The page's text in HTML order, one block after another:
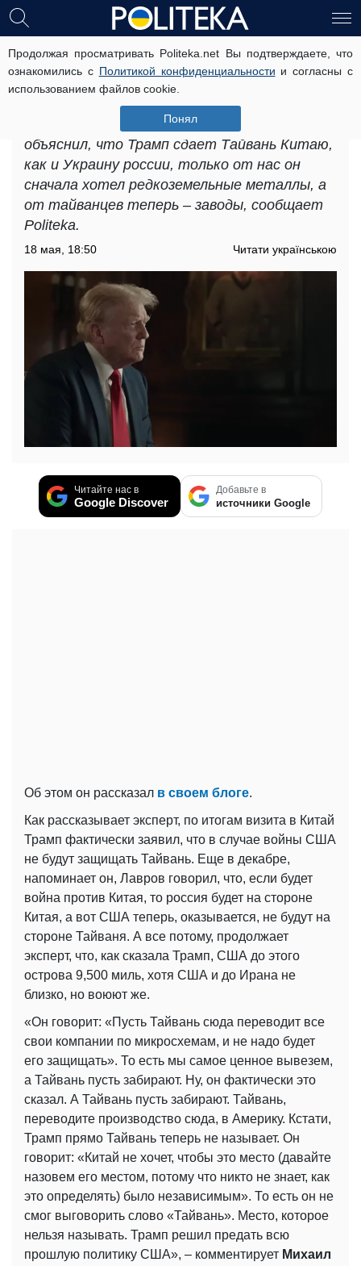
Продолжая просматривать Politeka.net Вы подтверждаете, что
ознакомились с Политикой конфиденциальности и согласны с
использованием файлов cookie.
Понял
Сначала Украина, теперь Тайвань:
эксперт рассказал, в чем суть
мирных планов Трампа
Политтехнолог Михаил Шейтельман
объяснил, что Трамп сдает Тайвань Китаю,
как и Украину россии, только от нас он
сначала хотел редкоземельные металлы, а
от тайванцев теперь – заводы, сообщает
Politeka.
18 мая, 18:50 Читати українською
Читайте нас в
Google Discover
Добавьте в
источники Google
Об этом он рассказал в своем блоге.
Как рассказывает эксперт, по итогам визита в Китай
Трамп фактически заявил, что в случае войны США
не будут защищать Тайвань. Еще в декабре,
напоминает он, Лавров говорил, что, если будет
война против Китая, то россия будет на стороне
Китая, а вот США теперь, оказывается, не будут на
стороне Тайваня. А все потому, продолжает
эксперт, что, как сказала Трамп, США до этого
острова 9,500 миль, хотя США и до Ирана не
близко, но воюют же.
«Он говорит: «Пусть Тайвань сюда переводит все
свои компании по микросхемам, и не надо будет
его защищать». То есть мы самое ценное вывезем,
а Тайвань пусть забирают. Ну, он фактически это
сказал. А Тайвань пусть забирают. Тайвань,
переводите производство сюда, в Америку. Кстати,
Трамп прямо Тайвань теперь не называет. Он
говорит: «Китай не хочет, чтобы это место (давайте
назовем его местом, потому что никто не знает, как
это определять) было независимым». То есть он не
смог выговорить слово «Тайвань». Место, которое
нельзя называть. Трамп решил предать всю
прошлую политику США», – комментирует Михаил